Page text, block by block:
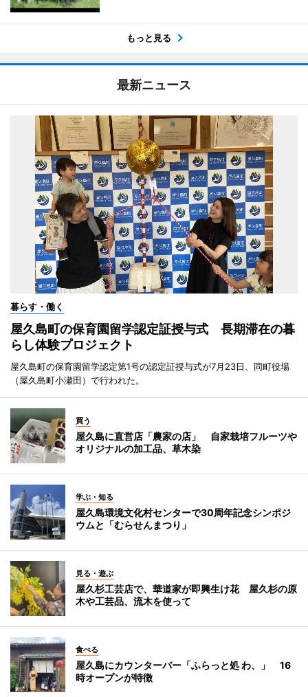
もっと見る
最新ニュース
暮らす・働く
屋久島町の保育園留学認定証授与式 長期滞在の暮
らし体験プロジェクト
屋久島町の保育園留学認定第1号の認定証授与式が7月23日、同町役場
（屋久島町小瀬田）で行われた。
買う
屋久島に直営店「農家の店」 自家栽培フルーツや
オリジナルの加工品、草木染
学ぶ・知る
屋久島環境文化村センターで30周年記念シンポジ
ウムと「むらせんまつり」
見る・遊ぶ
屋久杉工芸店で、華道家が即興生け花 屋久杉の原
木や工芸品、流木を使って
食べる
屋久島にカウンターバー「ふらっと処 わ、」 16
時オープンが特徴